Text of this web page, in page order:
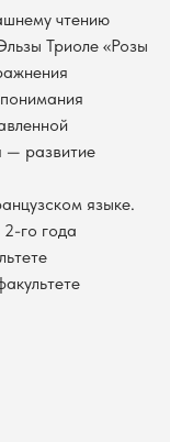
чтению
Триоле «Розы
— развитие
языке.
го года